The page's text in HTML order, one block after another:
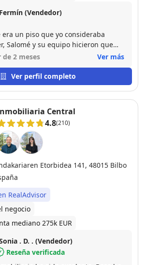
(Vendedor)
era un piso que yo consideraba
Salomé y su equipo hicieron que
fuera fácil y llevadero. Se encargaron
una comunicación excelente en
que más valoro es su
Sin duda, una experiencia
de 2 meses Ver más
Ver perfil completo
Central
4.8(210)
Etorbidea 141, 48015 Bilbo
RealAdvisor
negocio
mediano 275k EUR
. D. . (Vendedor)
Reseña verificada